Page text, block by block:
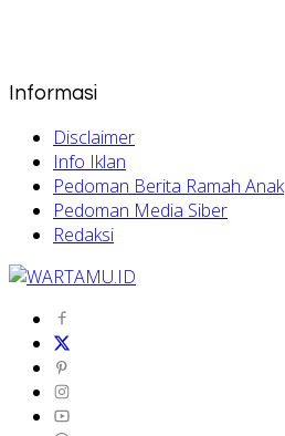
Informasi
Disclaimer
Info Iklan
Pedoman Berita Ramah Anak
Pedoman Media Siber
Redaksi